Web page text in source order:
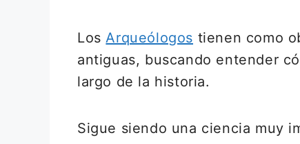
Los Arqueólogos tienen como
antiguas, buscando entender
largo de la historia.
Sigue siendo una ciencia muy